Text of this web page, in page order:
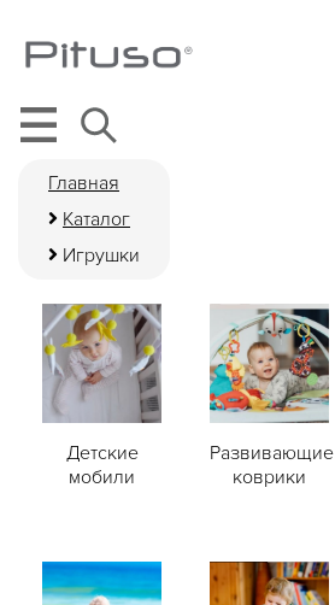
Главная
Каталог
Игрушки
Детские
мобили
Развивающие
коврики